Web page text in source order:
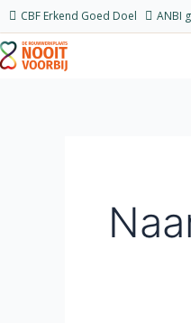
Ga
naar
de
CBF Erkend Goed Doel ANBI
Zoek
naar: